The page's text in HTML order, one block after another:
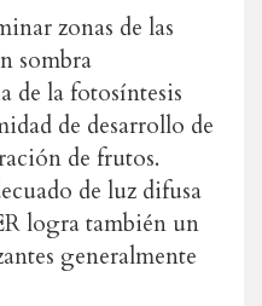
zonas de las
sombra
de la fotosíntesis
de desarrollo de
de frutos.
de luz difusa
logra también un
generalmente